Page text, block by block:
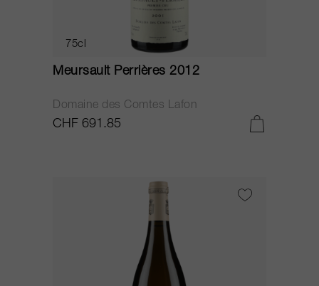
75cl
Meursault Perrières 2012
Domaine des Comtes Lafon
CHF 691.85